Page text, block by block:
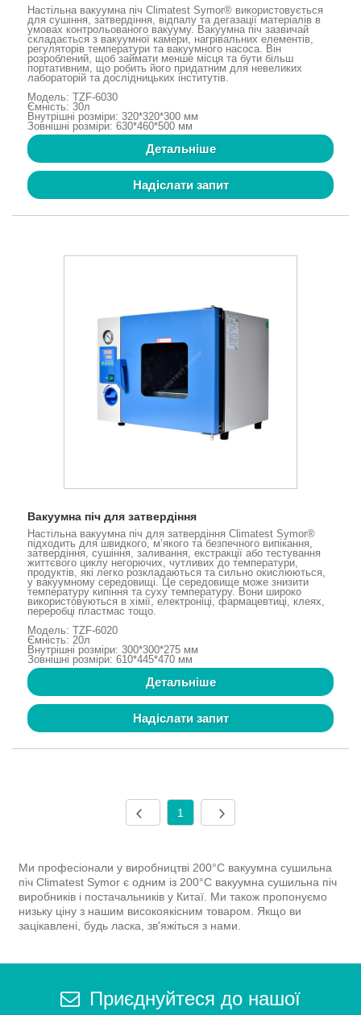
Настільна вакуумна піч Climatest Symor® використовується
для сушіння, затвердіння, відпалу та дегазації матеріалів в
умовах контрольованого вакууму. Вакуумна піч зазвичай
складається з вакуумної камери, нагрівальних елементів,
регуляторів температури та вакуумного насоса. Він
розроблений, щоб займати менше місця та бути більш
портативним, що робить його придатним для невеликих
лабораторій та дослідницьких інститутів.
Модель: TZF-6030
Ємність: 30л
Внутрішні розміри: 320*320*300 мм
Зовнішні розміри: 630*460*500 мм
Детальніше
Надіслати запит
Вакуумна піч для затвердіння
Настільна вакуумна піч для затвердіння Climatest Symor®
підходить для швидкого, м’якого та безпечного випікання,
затвердіння, сушіння, заливання, екстракції або тестування
життєвого циклу негорючих, чутливих до температури,
продуктів, які легко розкладаються та сильно окислюються,
у вакуумному середовищі. Це середовище може знизити
температуру кипіння та суху температуру. Вони широко
використовуються в хімії, електроніці, фармацевтиці, клеях,
переробці пластмас тощо.
Модель: TZF-6020
Ємність: 20л
Внутрішні розміри: 300*300*275 мм
Зовнішні розміри: 610*445*470 мм
Детальніше
Надіслати запит
1
Ми професіонали у виробництві 200°C вакуумна сушильна
піч Climatest Symor є одним із 200°C вакуумна сушильна піч
виробників і постачальників у Китаї. Ми також пропонуємо
низьку ціну з нашим високоякісним товаром. Якщо ви
зацікавлені, будь ласка, зв'яжіться з нами.
Приєднуйтеся до нашої